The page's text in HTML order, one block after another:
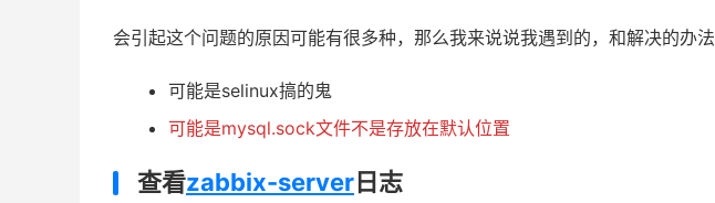
会引起这个问题的原因可能有很多种，那么我来说说我遇到的，和解决的办法
可能是selinux搞的鬼
可能是mysql.sock文件不是存放在默认位置
查看zabbix-server 日志